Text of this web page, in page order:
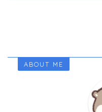
ABOUT ME